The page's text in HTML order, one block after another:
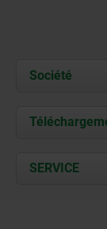
Société
À propos
Contact
Documents
SERVICE